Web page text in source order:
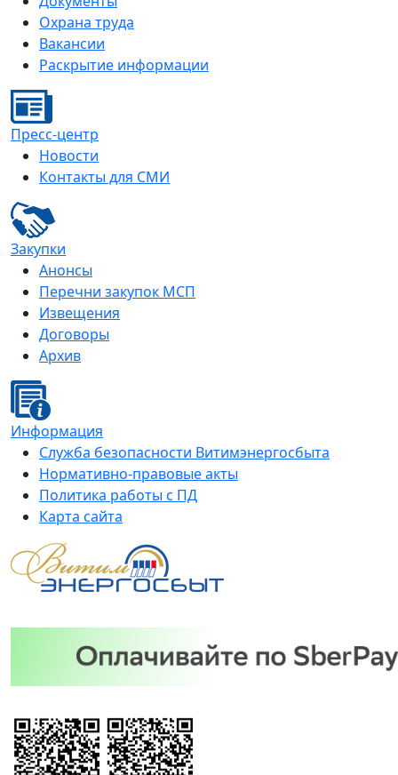
Охрана труда
Вакансии
Раскрытие информации
Пресс-центр
Новости
Контакты для СМИ
Закупки
Анонсы
Перечни закупок МСП
Извещения
Договоры
Архив
Информация
Служба безопасности Витимэнергосбыта
Нормативно-правовые акты
Политика работы с ПД
Карта сайта